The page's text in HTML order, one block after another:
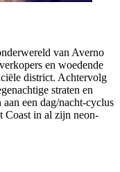
van Averno
en woedende
district. Achtervolg
straten en
een dag/nacht-cyclus
Coast in al zijn neon-